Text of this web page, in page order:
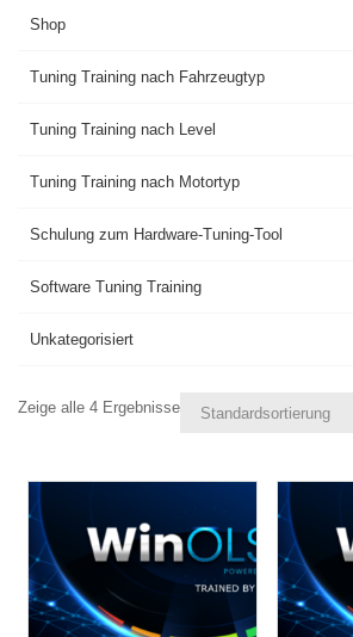
Zeige alle 4 Ergebnisse
Shop
Tuning Training nach Fahrzeugtyp
Tuning Training nach Level
Tuning Training nach Motortyp
Schulung zum Hardware-Tuning-Tool
Software Tuning Training
Unkategorisiert